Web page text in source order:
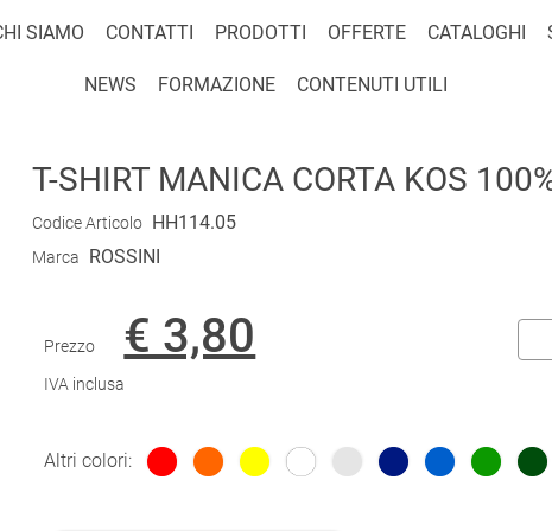
SIAMO CONTATTI PRODOTTI OFFERTE CATALOGHI
NEWS FORMAZIONE CONTENUTI UTILI
T-SHIRT MANICA CORTA KOS
Codice Articolo HH114.05
Marca ROSSINI
Prezzo € 3,80
IVA inclusa
Altri colori: